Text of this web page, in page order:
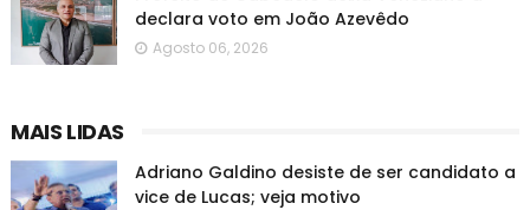
declara voto em João Azevêdo
Agosto 06, 2026
MAIS LIDAS
Adriano Galdino desiste de ser candidato a
vice de Lucas; veja motivo